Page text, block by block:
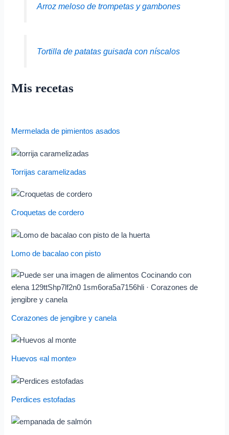
Arroz meloso de trompetas y gambones
Tortilla de patatas guisada con níscalos
Mis recetas
Mermelada de pimientos asados
Torrijas caramelizadas
Croquetas de cordero
Lomo de bacalao con pisto
Corazones de jengibre y canela
Huevos «al monte»
Perdices estofadas